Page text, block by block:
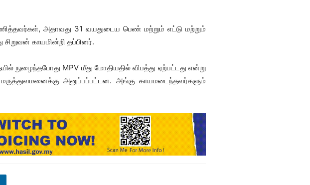
அதாவது 31 வயதுடைய பெண் மற்றும் எட்டு மற்றும்
காயமின்றி தப்பினர்.
நுழைந்தபோது MPV மீது மோதியதில் விபத்து ஏற்பட்டது என்று
அனுப்பப்பட்டன. அங்கு காயமடைந்தவர்களும்